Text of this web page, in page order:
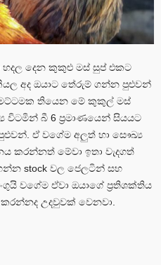
දෙන කුකුළු මස් සුප් එකට
අද ඔයාට තේරුම් ගන්න පුළුවන්
තියෙන මේ කුකුල් මස්
විටමින් බී 6 ප්‍රමාණයෙන් සියයට
ඒ වගේම අලුත් හා සෞඛ්‍ය
කරන්නත් මේවා ඉතා වැදගත්
stock වල ජෙලටින් සහ
වගේම ඒවා ඔයාගේ ප්‍රතිශක්තිය
උදවුවක් වෙනවා.